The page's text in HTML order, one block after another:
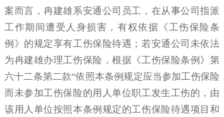
案而言，冉建雄系安通公司员工，在从事公司指派
工作期间遭受人身损害，有权依据《工伤保险条
例》的规定享有工伤保险待遇；若安通公司未依法
为冉建雄办理工伤保险，根据《工伤保险条例》第
六十二条第二款“依照本条例规定应当参加工伤保险
而未参加工伤保险的用人单位职工发生工伤的，由
该用人单位按照本条例规定的工伤保险待遇项目和